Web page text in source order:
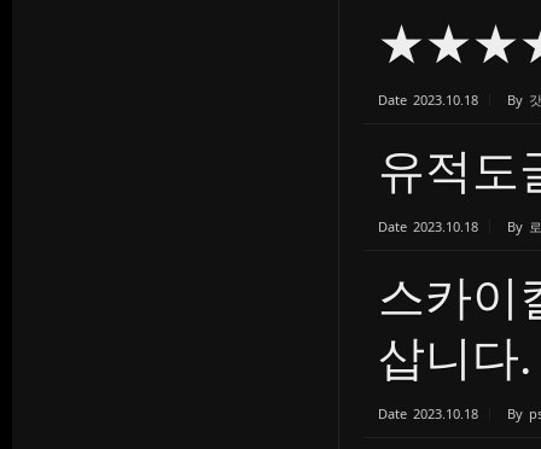
★★★★
Date 2023.10.18 By
유적도
Date 2023.10.18 By
스카이
삽니다.
Date 2023.10.18 By